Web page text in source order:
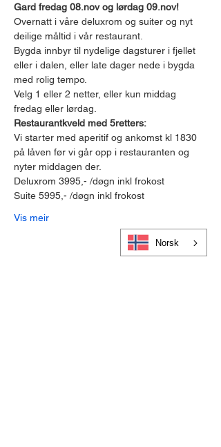
Gard fredag 08.nov og lørdag 09.nov!
Overnatt i våre deluxrom og suiter og nyt
deilige måltid i vår restaurant.
Bygda innbyr til nydelige dagsturer i fjellet
eller i dalen, eller late dager nede i bygda
med rolig tempo.
Velg 1 eller 2 netter, eller kun middag
fredag eller lørdag.
Restaurantkveld med 5retters:
Vi starter med aperitif og ankomst kl 1830
på låven før vi går opp i restauranten og
nyter middagen der.
Deluxrom 3995,- /døgn inkl frokost
Suite 5995,- /døgn inkl frokost
Vis meir
Norsk